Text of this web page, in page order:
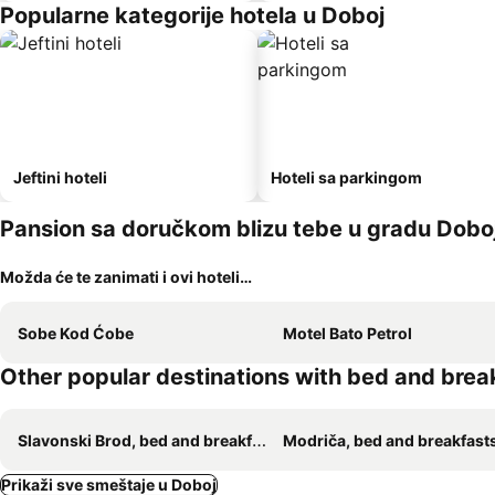
Popularne kategorije hotela u Doboj
Jeftini hoteli Hoteli sa parkingom
Pansion sa doručkom blizu tebe u gradu
Možda će te zanimati i ovi hoteli…
Sobe Kod Ćobe Motel Bato Petrol
Other popular destinations with bed and
Slavonski Brod, bed and breakfasts Modriča, bed and
Prikaži sve smeštaje u Doboj